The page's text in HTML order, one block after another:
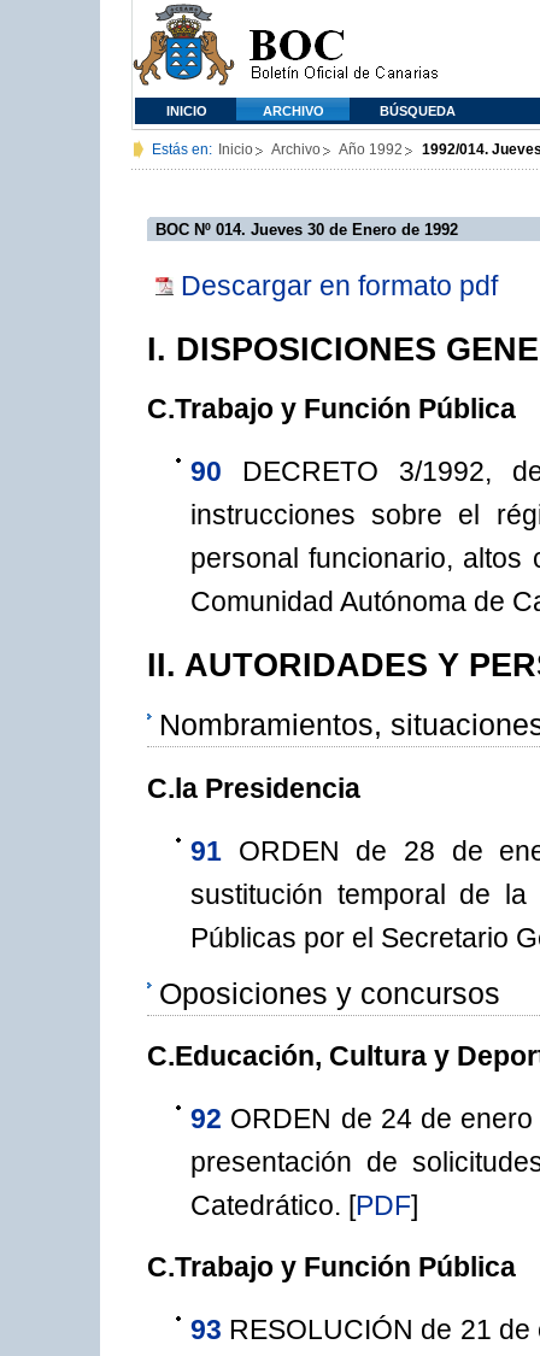
INICIO ARCHIVO BÚSQUEDA
Estás en: Inicio Archivo Año 1992 1992/014.
BOC Nº 014. Jueves 30 de Enero de 1992
Descargar en formato pdf
I. DISPOSICIONES
C.Trabajo y Función Pública
90
DECRETO 3/1992,
instrucciones sobre el
personal funcionario,
Comunidad Autónoma de
II. AUTORIDADES Y
Nombramientos,
C.la Presidencia
91 ORDEN de 28 de
sustitución temporal de la
Públicas por el Secretario
Oposiciones y concursos
C.Educación, Cultura y
92 ORDEN de 24 de
presentación de
Catedrático. [PDF]
C.Trabajo y Función Pública
93 RESOLUCIÓN de 21